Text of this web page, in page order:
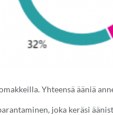
Yhteensä ääniä
joka keräsi